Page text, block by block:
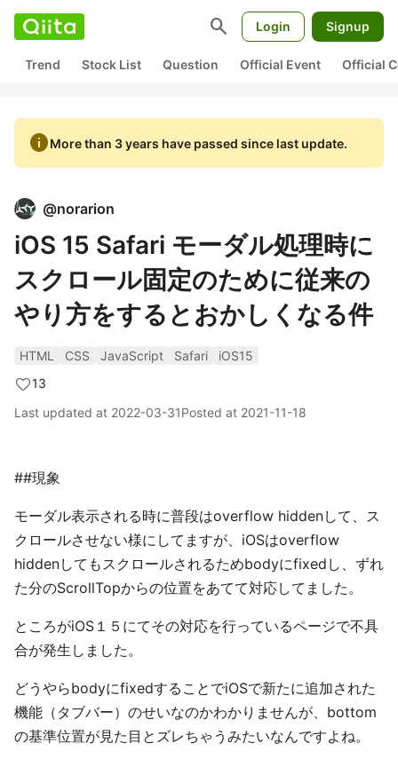
search Login Signup
Trend Stock List Question Official Event Official
infoMore than 3 years have passed since last update.
@norarion
iOS 15 Safari モーダル処理時に
スクロール固定のために従来の
やり方をするとおかしくなる件
HTML CSS JavaScript Safari
iOS15
13
Last updated at 2022-03-31Posted at 2021-11-18
##現象
モーダル表示される時に普段はoverflow hiddenして、ス
クロールさせない様にしてますが、iOSはoverflow
hiddenしてもスクロールされるためbodyにfixedし、ずれ
た分のScrollTopからの位置をあてて対応してました。
ところがiOS１５にてその対応を行っているページで不具
合が発生しました。
どうやらbodyにfixedすることでiOSで新たに追加された
機能（タブバー）のせいなのかわかりませんが、bottom
の基準位置が見た目とズレちゃうみたいなんですよね。